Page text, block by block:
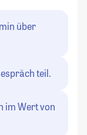
über
teil.
im Wert von